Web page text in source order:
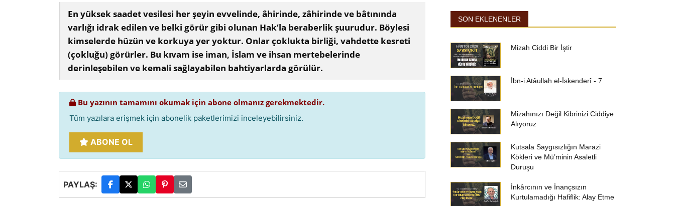
En yüksek saadet vesilesi her şeyin evvelinde, âhirinde, zâhirinde ve bâtınında
varlığı idrak edilen ve belki görür gibi olunan Hak’la beraberlik şuurudur. Böylesi
kimselerde hüzün ve korkuya yer yoktur. Onlar çoklukta birliği, vahdette kesreti
(çokluğu) görürler. Bu kıvam ise iman, İslam ve ihsan mertebelerinde
derinleşebilen ve kemali sağlayabilen bahtiyarlarda görülür.
Bu yazının tamamını okumak için abone olmanız gerekmektedir.
Tüm yazılara erişmek için abonelik paketlerimizi inceleyebilirsiniz.
ABONE OL
PAYLAŞ:
SON EKLENENLER
Mizah Ciddi Bir İştir
İbn-i Atâullah el-İskenderî - 7
Mizahınızı Değil Kibrinizi Ciddiye
Alıyoruz
Kutsala Saygısızlığın Marazi
Kökleri ve Mü’minin Asaletli
Duruşu
İnkârcının ve İnançsızın
Kurtulamadığı Hafiflik: Alay Etme